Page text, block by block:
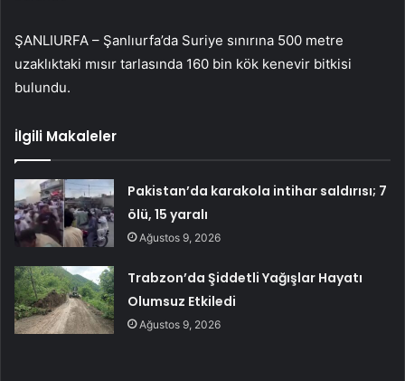
ŞANLIURFA – Şanlıurfa’da Suriye sınırına 500 metre
uzaklıktaki mısır tarlasında 160 bin kök kenevir bitkisi
bulundu.
İlgili Makaleler
Pakistan’da karakola intihar saldırısı; 7
ölü, 15 yaralı
Ağustos 9, 2026
Trabzon’da Şiddetli Yağışlar Hayatı
Olumsuz Etkiledi
Ağustos 9, 2026